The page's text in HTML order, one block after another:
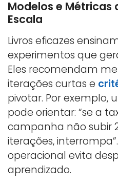
Modelos e Métricas
Escala
Livros eficazes
experimentos que
Eles recomendam
iterações curtas e
pivotar. Por exemplo,
pode orientar: “se a
campanha não subir
iterações,
operacional evita
aprendizado.